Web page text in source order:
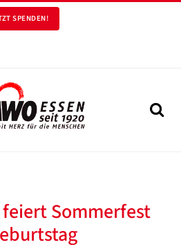
SPENDEN!
Sommerfest